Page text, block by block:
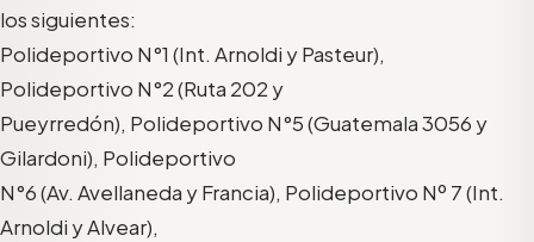
los siguientes:
Polideportivo N°1 (Int. Arnoldi y Pasteur),
Polideportivo N°2 (Ruta 202 y
Pueyrredón), Polideportivo N°5 (Guatemala 3056 y
Gilardoni), Polideportivo
N°6 (Av. Avellaneda y Francia), Polideportivo Nº 7 (Int.
Arnoldi y Alvear),